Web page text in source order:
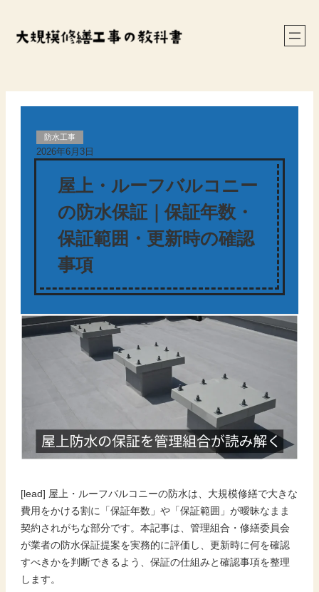
防水工事
2026年6月3日
屋上・ルーフバルコニー
の防水保証｜保証年数・
保証範囲・更新時の確認
事項
[lead] 屋上・ルーフバルコニーの防水は、大規模修繕で大きな
費用をかける割に「保証年数」や「保証範囲」が曖昧なまま
契約されがちな部分です。本記事は、管理組合・修繕委員会
が業者の防水保証提案を実務的に評価し、更新時に何を確認
すべきかを判断できるよう、保証の仕組みと確認事項を整理
します。